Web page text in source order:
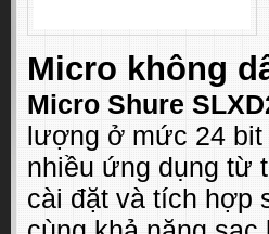
Micro không
Micro Shure
lượng ở mức 24 bit
nhiều ứng dụng từ
cài đặt và tích hợp